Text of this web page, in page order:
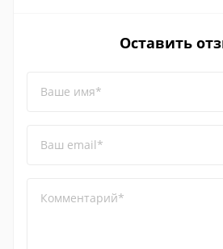
Оставить
Ваше имя*
Ваш email*
Комментарий*